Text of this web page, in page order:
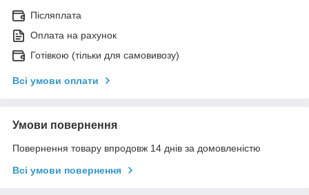
Післяплата
Оплата на рахунок
Готівкою (тільки для самовивозу)
Всі умови оплати
Умови повернення
Повернення товару впродовж 14 днів за домовленістю
Всі умови повернення